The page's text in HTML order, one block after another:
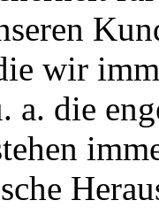
wir
a. die